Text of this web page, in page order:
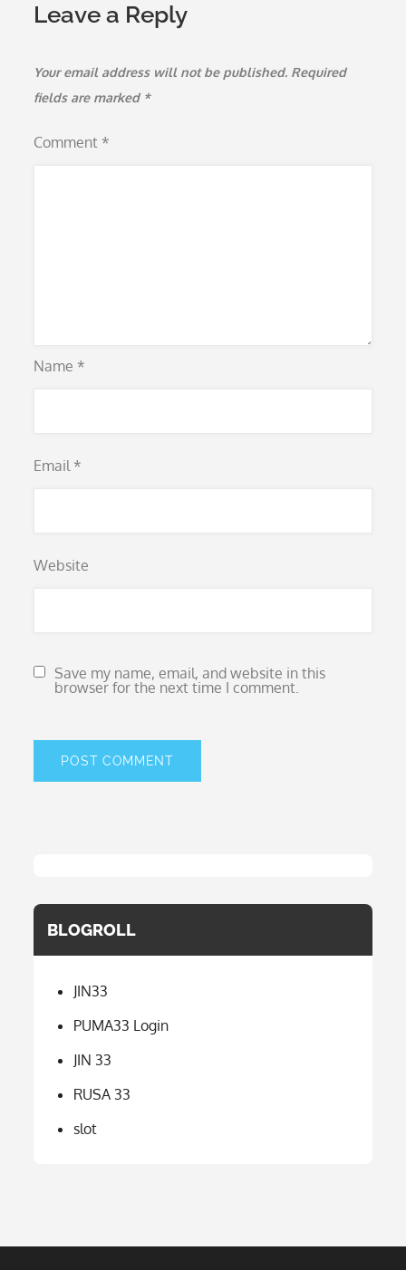
Leave a Reply
Your email address will not be published. Required
fields are marked *
Comment *
Name *
Email *
Website
Save my name, email, and website in this
browser for the next time I comment.
BLOGROLL
JIN33
PUMA33 Login
JIN 33
RUSA 33
slot